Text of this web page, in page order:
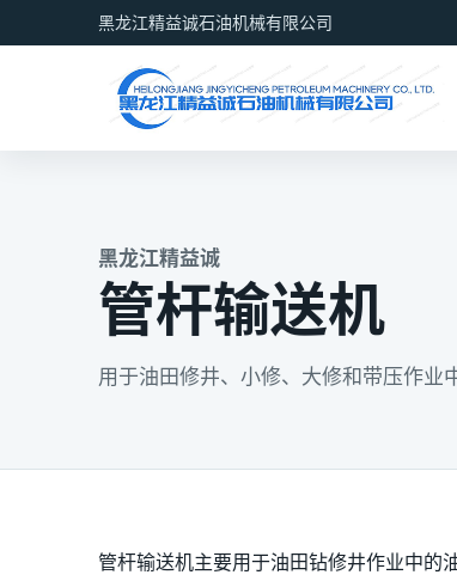
黑龙江精益诚石油机械有限公司
黑龙江精益诚
管杆输送机
用于油田修井、小修、大修和带压作业
管杆输送机主要用于油田钻修井作业中的